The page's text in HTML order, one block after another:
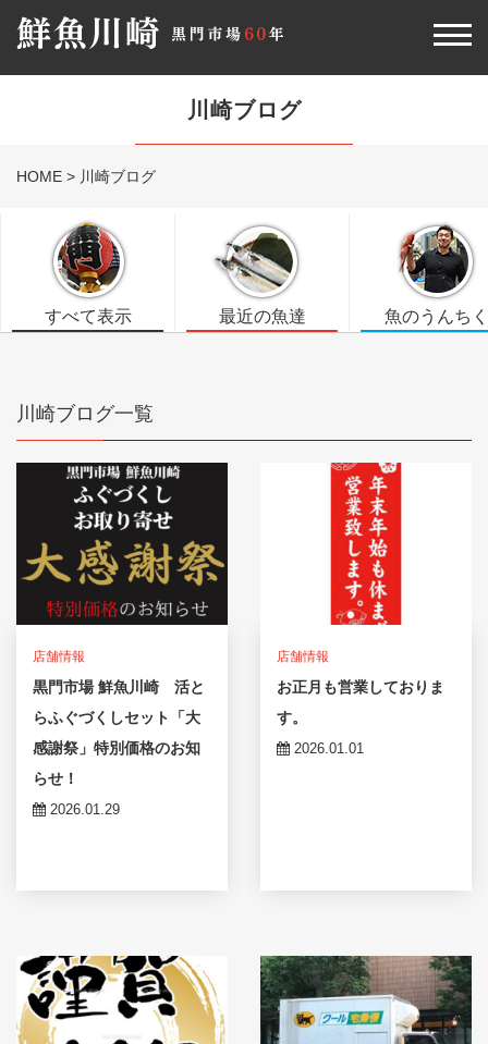
川崎ブログ
HOME > 川崎ブログ
すべて表示 最近の魚達 魚のうんちく
川崎ブログ一覧
店舗情報
黒門市場 鮮魚川崎 活と
らふぐづくしセット「大
感謝祭」特別価格のお知
らせ！
2026.01.29
店舗情報
お正月も営業しておりま
す。
2026.01.01